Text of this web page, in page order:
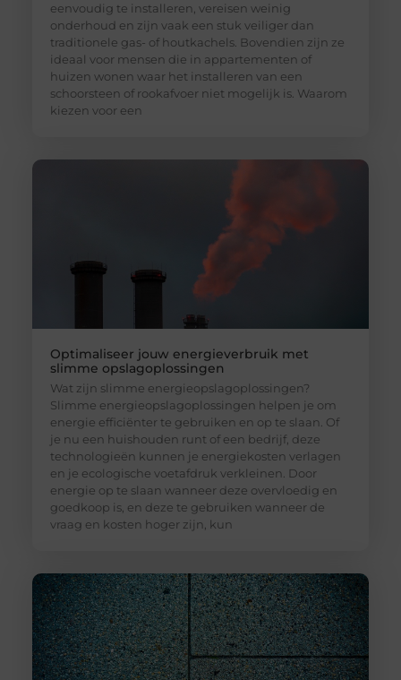
eenvoudig te installeren, vereisen weinig
onderhoud en zijn vaak een stuk veiliger dan
traditionele gas- of houtkachels. Bovendien zijn ze
ideaal voor mensen die in appartementen of
huizen wonen waar het installeren van een
schoorsteen of rookafvoer niet mogelijk is. Waarom
kiezen voor een
Optimaliseer jouw energieverbruik met
slimme opslagoplossingen
Wat zijn slimme energieopslagoplossingen?
Slimme energieopslagoplossingen helpen je om
energie efficiënter te gebruiken en op te slaan. Of
je nu een huishouden runt of een bedrijf, deze
technologieën kunnen je energiekosten verlagen
en je ecologische voetafdruk verkleinen. Door
energie op te slaan wanneer deze overvloedig en
goedkoop is, en deze te gebruiken wanneer de
vraag en kosten hoger zijn, kun